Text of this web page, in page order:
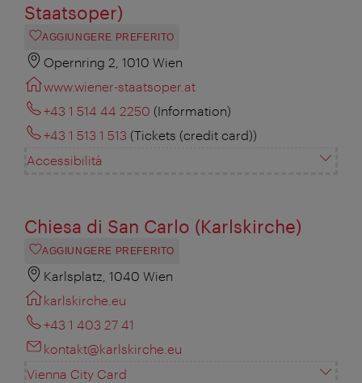
Staatsoper)
AGGIUNGERE PREFERITO
Opernring 2, 1010 Wien
www.wiener-staatsoper.at
+43 1 514 44 2250 (Information)
+43 1 513 1 513 (Tickets (credit card))
Accessibilità
Chiesa di San Carlo (Karlskirche)
AGGIUNGERE PREFERITO
Karlsplatz, 1040 Wien
karlskirche.eu
+43 1 403 27 41
kontakt@karlskirche.eu
Vienna City Card